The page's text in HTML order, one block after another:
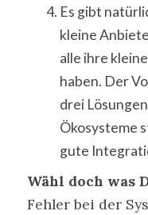
Es gibt
kleine
alle ihre
haben. Der
drei
Ökosysteme
gute
Wähl doch was
Fehler bei der